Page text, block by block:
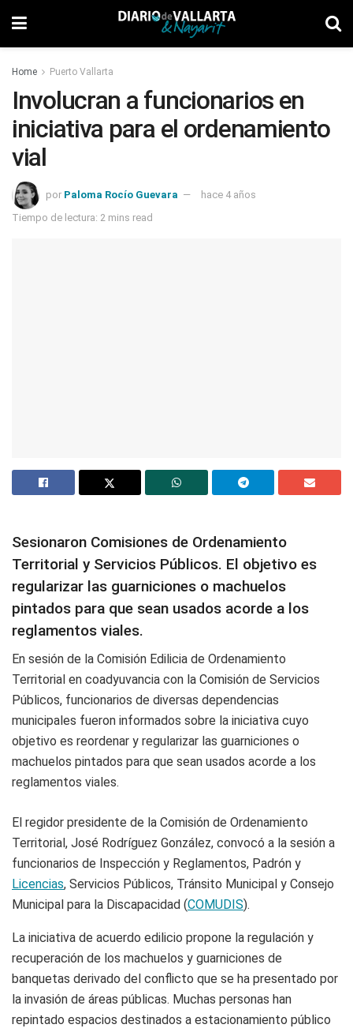
Home Puerto Vallarta
Involucran a funcionarios en
iniciativa para el ordenamiento
vial
por Paloma Rocío Guevara
hace 4 años
Tiempo de lectura: 2 mins read
Sesionaron Comisiones de Ordenamiento
Territorial y Servicios Públicos. El objetivo es
regularizar las guarniciones o machuelos
pintados para que sean usados acorde a los
reglamentos viales.
En sesión de la Comisión Edilicia de Ordenamiento
Territorial en coadyuvancia con la Comisión de Servicios
Públicos, funcionarios de diversas dependencias
municipales fueron informados sobre la iniciativa cuyo
objetivo es reordenar y regularizar las guarniciones o
machuelos pintados para que sean usados acorde a los
reglamentos viales.
El regidor presidente de la Comisión de Ordenamiento
Territorial, José Rodríguez González, convocó a la sesión a
funcionarios de Inspección y Reglamentos, Padrón y
Licencias, Servicios Públicos, Tránsito Municipal y Consejo
Municipal para la Discapacidad (COMUDIS).
La iniciativa de acuerdo edilicio propone la regulación y
recuperación de los machuelos y guarniciones de
banquetas derivado del conflicto que se ha presentado por
la invasión de áreas públicas. Muchas personas han
repintado espacios destinados a estacionamiento público